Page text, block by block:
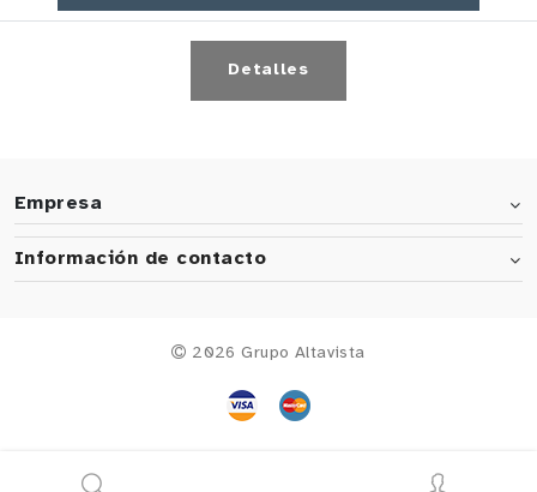
Detalles
Empresa
Información de contacto
2026 Grupo Altavista